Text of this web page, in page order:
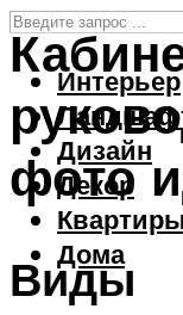
Интерьер
Дизайн
Декор
Дома
фото
Виды